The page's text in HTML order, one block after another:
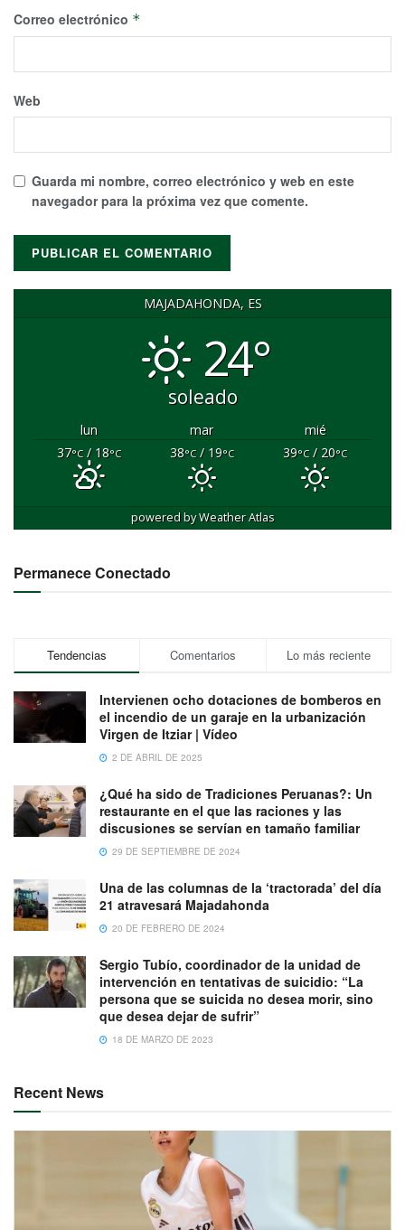
Correo electrónico *
Web
Guarda mi nombre, correo electrónico y web en este
navegador para la próxima vez que comente.
MAJADAHONDA, ES
24°
soleado
lun mar
mié
37°C/ 18°C 38°C/ 19°C 39°C/ 20°C
powered byWeather Atlas
Permanece Conectado
Tendencias Comentarios Lo más reciente
Intervienen ocho dotaciones de bomberos en
el incendio de un garaje en la urbanización
Virgen de Itziar | Vídeo
2 DE ABRIL DE 2025
¿Qué ha sido de Tradiciones Peruanas?: Un
restaurante en el que las raciones y las
discusiones se servían en tamaño familiar
29 DE SEPTIEMBRE DE 2024
Una de las columnas de la ‘tractorada’ del día
21 atravesará Majadahonda
20 DE FEBRERO DE 2024
Sergio Tubío, coordinador de la unidad de
intervención en tentativas de suicidio: “La
persona que se suicida no desea morir, sino
que desea dejar de sufrir”
18 DE MARZO DE 2023
Recent News